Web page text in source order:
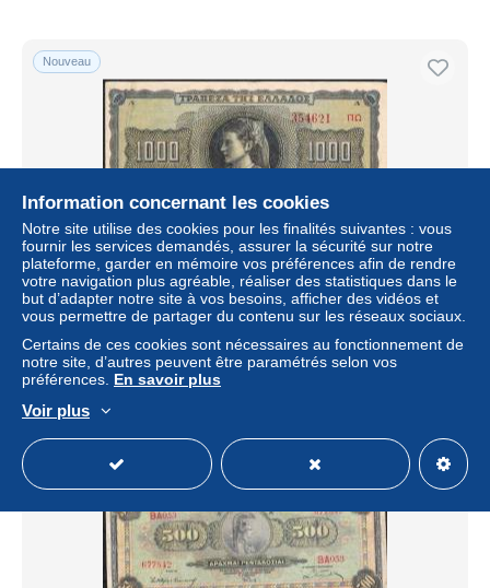
Nouveau
GREECE P118 1000 DRACHMAI 1942 VF
± 4,61 $US
Statut
Information concernant les cookies
Notre site utilise des cookies pour les finalités suivantes : vous
fournir les services demandés, assurer la sécurité sur notre
plateforme, garder en mémoire vos préférences afin de rendre
votre navigation plus agréable, réaliser des statistiques dans le
but d’adapter notre site à vos besoins, afficher des vidéos et
vous permettre de partager du contenu sur les réseaux sociaux.
Certains de ces cookies sont nécessaires au fonctionnement de
notre site, d’autres peuvent être paramétrés selon vos
préférences. En savoir plus
Voir plus